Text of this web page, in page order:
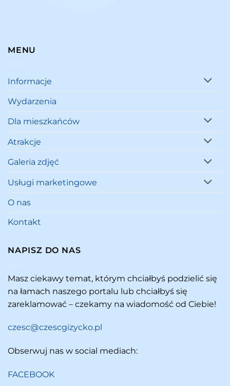
MENU
Informacje
Wydarzenia
Dla mieszkańców
Atrakcje
Galeria zdjęć
Usługi marketingowe
O nas
Kontakt
NAPISZ DO NAS
Masz ciekawy temat, którym chciałbyś podzielić się
na łamach naszego portalu lub chciałbyś się
zareklamować – czekamy na wiadomość od Ciebie!
czesc@czescgizycko.pl
Obserwuj nas w social mediach:
FACEBOOK